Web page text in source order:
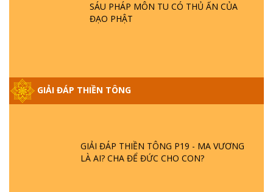
SÁU PHÁP MÔN TU CÓ THỦ ẤN CỦA
ĐẠO PHẬT
GIẢI ĐÁP THIỀN TÔNG
GIẢI ĐÁP VỀ LỄ TIỄN THIỀN TÔNG SƯ
GIẢI ĐÁP THIỀN TÔNG ĐẶC BIỆT PHẦN 20
- BÁC NGUYỄN NHÂN LÀ AI? PHIỀN NÃO
DO ĐÂU MÀ CÓ?
GIẢI ĐÁP THIỀN TÔNG P19 - MA VƯƠNG
LÀ AI? CHA ĐỂ ĐỨC CHO CON?